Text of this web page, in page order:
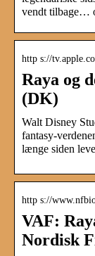
vendt tilbage…
http s://
Raya og
(DK)
Walt Disney
fantasy-
længe siden
http s://
VAF:
Nordisk